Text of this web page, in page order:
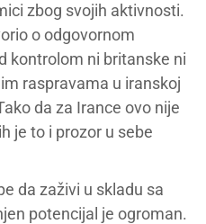
zbog svojih aktivnosti.
o odgovornom
kontrolom ni britanske ni
raspravama u iranskoj
da za Irance ovo nije
je to i prozor u sebe
da zaživi u skladu sa
potencijal je ogroman.